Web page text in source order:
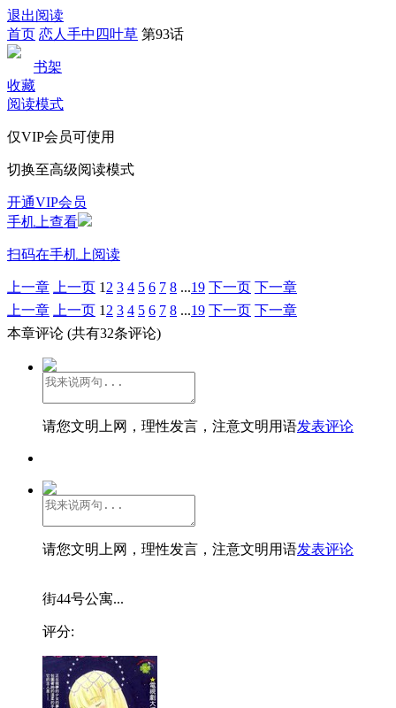
退出阅读
首页 恋人手中四叶草 第93话
书架
收藏
阅读模式
仅VIP会员可使用
切换至高级阅读模式
开通VIP会员
手机上查看
扫码在手机上阅读
上一章 上一页 1 2 3 4 5 6 7 8 ...19 下一页 下一章
上一章
上一页 1 2 3 4 5 6 7 8 ...19 下一页 下一章
本章评论 (共有32条评论)
请您文明上网，理性发言，注意文明用语发表评论
请您文明上网，理性发言，注意文明用语发表评论
街44号公寓...
评分: